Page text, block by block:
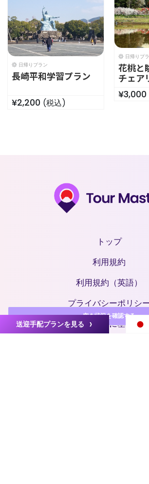
日帰りプラン
長崎平和学習プラン
¥2,200 (税込)
日帰りプ
花桃と
チェア
¥3,000
空き状況を確認する
トップ
利用規約
利用規約（英語）
プライバシーポリシ
特定商取引法に基づく
送迎手配プランを見る